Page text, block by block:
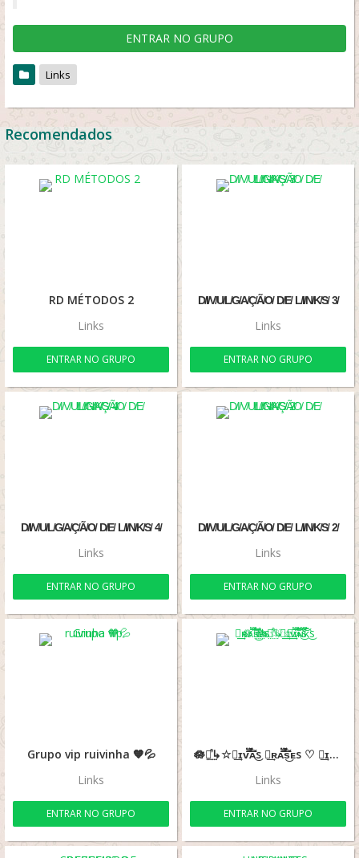
ENTRAR NO GRUPO
Links
Recomendados
RD MÉTODOS 2
Links
ENTRAR NO GRUPO
D̸I̸V̸U̸L̸G̸A̸Ç̸Ã̸O̸ D̸E̸ L̸I̸N̸K̸S̸ 3̸
Links
ENTRAR NO GRUPO
D̸I̸V̸U̸L̸G̸A̸Ç̸Ã̸O̸ D̸E̸ L̸I̸N̸K̸S̸ 4̸
Links
ENTRAR NO GRUPO
D̸I̸V̸U̸L̸G̸A̸Ç̸Ã̸O̸ D̸E̸ L̸I̸N̸K̸S̸ 2̸
Links
ENTRAR NO GRUPO
Grupo vip ruivinha 🧡💦
Links
ENTRAR NO GRUPO
🪷ᰰ⵿᷒↳☆🅓︎͢ɪᴠ፝֟۬۬۫͞͡͝ᴀ͜s 🅕︎͢ʀᴀ፝֟۬۬۫͞͡͝s͜ᴇs ♡ 🅛︎͢ɪɴ፝֟۬۬۫͞͡͝ᴋ͜s🪷ᰰ⵿᷒↳☆
Links
ENTRAR NO GRUPO